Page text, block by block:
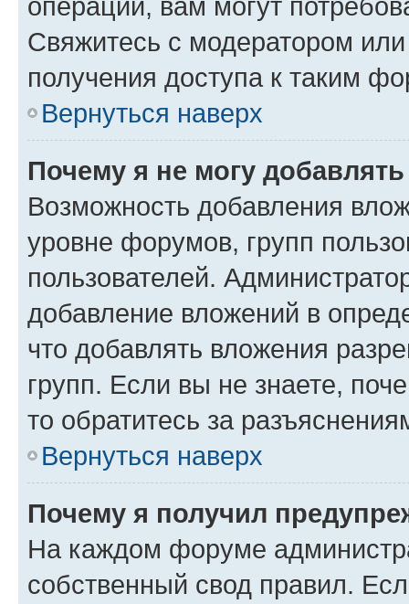
Свяжитесь с модератором
получения доступа к таким
Вернуться наверх
Почему я не могу
Возможность добавления
уровне форумов, групп
пользователей.
добавление вложений в
что добавлять вложения
групп. Если вы не знаете,
то обратитесь за
Вернуться наверх
Почему я получил
На каждом форуме
собственный свод правил.